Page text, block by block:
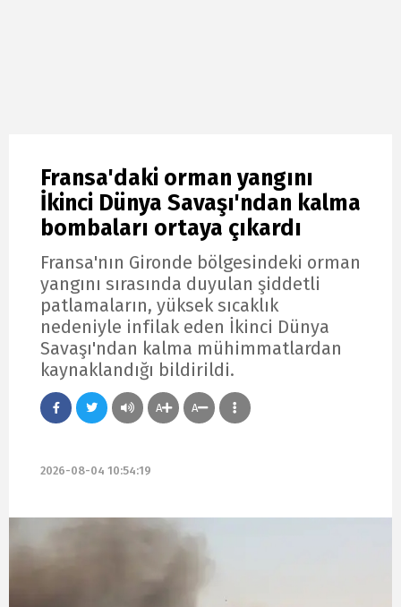
Fransa'daki orman yangını
İkinci Dünya Savaşı'ndan kalma
bombaları ortaya çıkardı
Fransa'nın Gironde bölgesindeki orman
yangını sırasında duyulan şiddetli
patlamaların, yüksek sıcaklık
nedeniyle infilak eden İkinci Dünya
Savaşı'ndan kalma mühimmatlardan
kaynaklandığı bildirildi.
A A
2026-08-04 10:54:19